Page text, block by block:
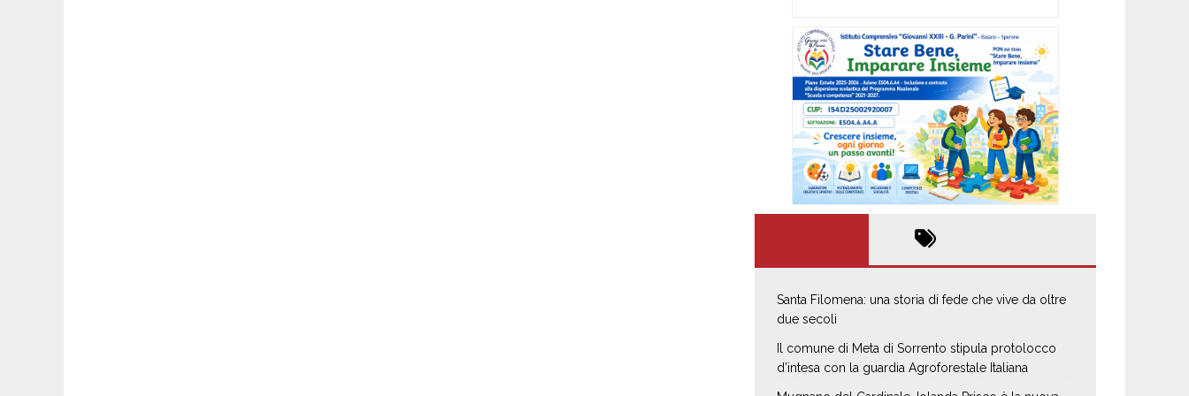
Santa Filomena: una storia di fede che vive da oltre
due secoli
Il comune di Meta di Sorrento stipula protolocco
d’intesa con la guardia Agroforestale Italiana